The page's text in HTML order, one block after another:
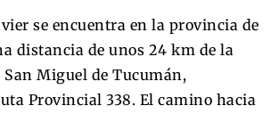
se encuentra en la provincia de
distancia de unos 24 km de la
Miguel de Tucumán,
Provincial 338. El camino hacia